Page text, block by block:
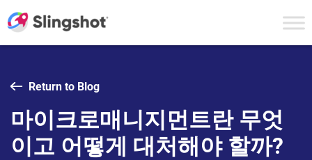
Return to Blog
마이크로매니지먼트란 무엇
이고 어떻게 대처해야 할까?